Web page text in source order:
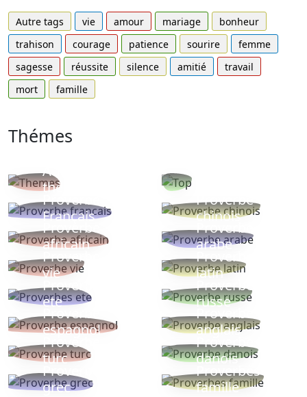
Autre tags vie amour mariage
bonheur
trahison
courage patience sourire
femme
sagesse
réussite silence amitié
travail
mort
famille
Thémes
Autres
thèmes
Proverbe
Français
Proverbe
chinois
Proverbe
africain
Proverbe
arabe
Proverbe
vie
Proverbe
latin
Proverbes
ete
Proverbe
russe
Proverbe
espagnol
Proverbe
anglais
Proverbe
turc
Proverbe
danois
Proverbe
grec
Proverbes
famille